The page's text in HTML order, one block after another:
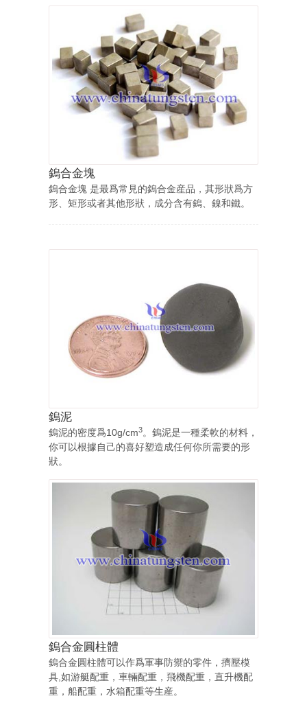
鎢合金塊
鎢合金塊 是最爲常見的鎢合金産品，其形狀爲方
形、矩形或者其他形狀，成分含有鎢、鎳和鐵。
鎢泥
鎢泥的密度爲10g/cm3。鎢泥是一種柔軟的材料，
你可以根據自己的喜好塑造成任何你所需要的形
狀。
鎢合金圓柱體
鎢合金圓柱體可以作爲軍事防禦的零件，擠壓模
具,如游艇配重，車輛配重，飛機配重，直升機配
重，船配重，水箱配重等生産。